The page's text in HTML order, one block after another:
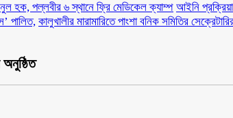
হক, পল্লবীর ৬ স্থানে ফ্রি মেডিকেল ক্যাম্প আইনি
পালিত, কালুখালীর মারামারিতে পাংশা বনিক সমিতির